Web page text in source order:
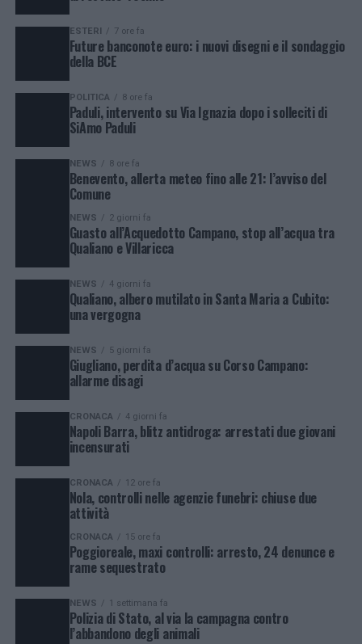
ESTERI 7 ore fa
Future banconote euro: i nuovi disegni e il sondaggio
della BCE
POLITICA 8 ore fa
Paduli, intervento su Via Ignazia dopo i solleciti di
SiAmo Paduli
NEWS 8 ore fa
Benevento, allerta meteo fino alle 21: l’avviso del
Comune
NEWS 2 giorni fa
Guasto all’Acquedotto Campano, stop all’acqua tra
Qualiano e Villaricca
NEWS 4 giorni fa
Qualiano, albero mutilato in Santa Maria a Cubito:
una vergogna
NEWS 5 giorni fa
Giugliano, perdita d’acqua su Corso Campano:
allarme disagi
CRONACA 4 giorni fa
Napoli Barra, blitz antidroga: arrestati due giovani
incensurati
CRONACA 12 ore fa
Nola, controlli nelle agenzie funebri: chiuse due
attività
CRONACA 15 ore fa
Poggioreale, maxi controlli: arresto, 24 denunce e
rame sequestrato
NEWS 1 settimana fa
Polizia di Stato, al via la campagna contro
l’abbandono degli animali